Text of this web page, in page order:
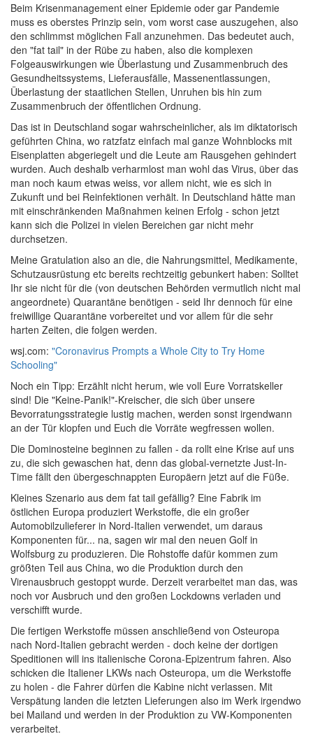
Beim Krisenmanagement einer Epidemie oder gar Pandemie
muss es oberstes Prinzip sein, vom worst case auszugehen, also
den schlimmst möglichen Fall anzunehmen. Das bedeutet auch,
den "fat tail" in der Rübe zu haben, also die komplexen
Folgeauswirkungen wie Überlastung und Zusammenbruch des
Gesundheitssystems, Lieferausfälle, Massenentlassungen,
Überlastung der staatlichen Stellen, Unruhen bis hin zum
Zusammenbruch der öffentlichen Ordnung.
Das ist in Deutschland sogar wahrscheinlicher, als im diktatorisch
geführten China, wo ratzfatz einfach mal ganze Wohnblocks mit
Eisenplatten abgeriegelt und die Leute am Rausgehen gehindert
wurden. Auch deshalb verharmlost man wohl das Virus, über das
man noch kaum etwas weiss, vor allem nicht, wie es sich in
Zukunft und bei Reinfektionen verhält. In Deutschland hätte man
mit einschränkenden Maßnahmen keinen Erfolg - schon jetzt
kann sich die Polizei in vielen Bereichen gar nicht mehr
durchsetzen.
Meine Gratulation also an die, die Nahrungsmittel, Medikamente,
Schutzausrüstung etc bereits rechtzeitig gebunkert haben: Solltet
Ihr sie nicht für die (von deutschen Behörden vermutlich nicht mal
angeordnete) Quarantäne benötigen - seid Ihr dennoch für eine
freiwillige Quarantäne vorbereitet und vor allem für die sehr
harten Zeiten, die folgen werden.
wsj.com: "Coronavirus Prompts a Whole City to Try Home
Schooling"
Noch ein Tipp: Erzählt nicht herum, wie voll Eure Vorratskeller
sind! Die "Keine-Panik!"-Kreischer, die sich über unsere
Bevorratungsstrategie lustig machen, werden sonst irgendwann
an der Tür klopfen und Euch die Vorräte wegfressen wollen.
Die Dominosteine beginnen zu fallen - da rollt eine Krise auf uns
zu, die sich gewaschen hat, denn das global-vernetzte Just-In-
Time fällt den übergeschnappten Europäern jetzt auf die Füße.
Kleines Szenario aus dem fat tail gefällig? Eine Fabrik im
östlichen Europa produziert Werkstoffe, die ein großer
Automobilzulieferer in Nord-Italien verwendet, um daraus
Komponenten für... na, sagen wir mal den neuen Golf in
Wolfsburg zu produzieren. Die Rohstoffe dafür kommen zum
größten Teil aus China, wo die Produktion durch den
Virenausbruch gestoppt wurde. Derzeit verarbeitet man das, was
noch vor Ausbruch und den großen Lockdowns verladen und
verschifft wurde.
Die fertigen Werkstoffe müssen anschließend von Osteuropa
nach Nord-Italien gebracht werden - doch keine der dortigen
Speditionen will ins italienische Corona-Epizentrum fahren. Also
schicken die Italiener LKWs nach Osteuropa, um die Werkstoffe
zu holen - die Fahrer dürfen die Kabine nicht verlassen. Mit
Verspätung landen die letzten Lieferungen also im Werk irgendwo
bei Mailand und werden in der Produktion zu VW-Komponenten
verarbeitet.